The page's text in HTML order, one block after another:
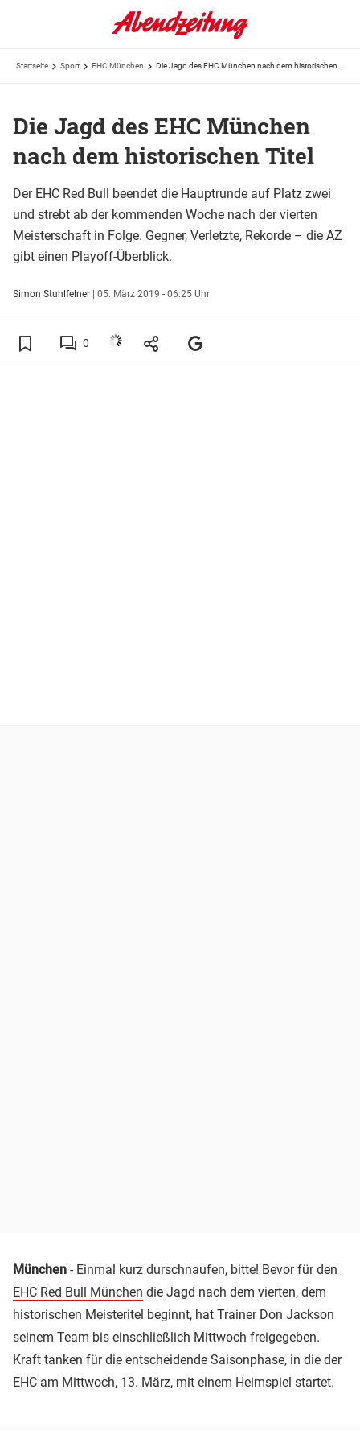
Startseite Sport EHC München
Die Jagd des EHC München
nach dem historischen Titel
Der EHC Red Bull beendet die Hauptrunde auf Platz zwei
und strebt ab der kommenden Woche nach der vierten
Meisterschaft in Folge. Gegner, Verletzte, Rekorde – die AZ
gibt einen Playoff-Überblick.
Simon Stuhlfelner | 05. März 2019 - 06:25 Uhr
0
München - Einmal kurz durschnaufen, bitte! Bevor für den
EHC Red Bull München die Jagd nach dem vierten, dem
historischen Meisteritel beginnt, hat Trainer Don Jackson
seinem Team bis einschließlich Mittwoch freigegeben.
Kraft tanken für die entscheidende Saisonphase, in die der
EHC am Mittwoch, 13. März, mit einem Heimspiel startet.